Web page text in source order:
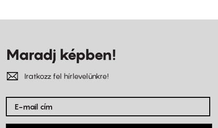
Maradj képben!
Iratkozz fel hírlevelünkre!